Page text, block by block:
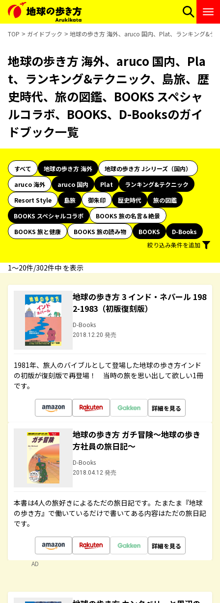
TOP ガイドブック 地球の歩き方 海外、aruco 国内、Plat、ランキング&テ
地球の歩き方 海外、aruco 国内、Pla
t、ランキング&テクニック、島旅、歴
史時代、旅の図鑑、BOOKS スペシャ
ルコラボ、BOOKS、D-Booksのガイ
ドブック一覧
すべて 地球の歩き方 海外
地球の歩き方 Jシリーズ（国内）
aruco 海外
aruco 国内 Plat
ランキング&テクニック
Resort Style
島旅 御朱印 歴史時代
旅の図鑑
BOOKS スペシャルコラボ
BOOKS 旅の名言＆絶景
BOOKS 旅と健康
BOOKS 旅の読み物 BOOKS
D-Books
絞り込み条件を追加
1〜20件/302件中 を表示
地球の歩き方 3 インド・ネパール 198
2-1983（初版復刻版）
D-Books
2018.12.20 発売
1981年、旅人のバイブルとして登場した地球の歩き方インド
の初版が復刻版で再登場！ 当時の旅を思い出して欲しい1冊
です。
詳細を見る
地球の歩き方 ガチ冒険～地球の歩き
方社員の旅日記～
D-Books
2018.04.12 発売
本書は4人の旅好きによるただの旅日記です。たまたま『地球
の歩き方』で働いているだけで書いてある内容はただの旅日記
です。
詳細を見る
AD